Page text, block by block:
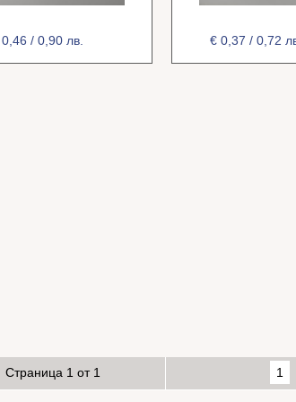
/ 0,90 лв. € 0,37 / 0,72
Страница 1 от 1 1